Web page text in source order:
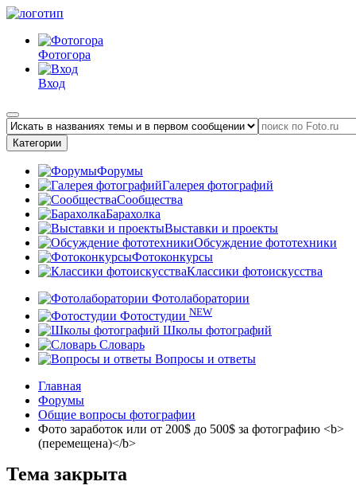
Фотогора
Вход
Категории
Форумы
Галерея фотографий
Сообщества
Барахолка
Выставки и проекты
Обсуждение фототехники
Фотоконкурсы
Классики фотоискусства
Фотолаборатории
Фотостудии NEW
Школы фотографий
Словарь
Вопросы и ответы
Главная
Форумы
Общие вопросы фотографии
Фото заработок или от 200$ до 500$ за фотографию <b>
(перемещена)</b>
Тема закрыта